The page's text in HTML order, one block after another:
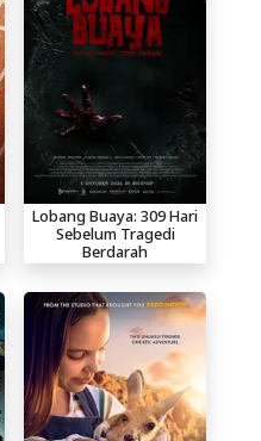
Lobang Buaya: 309 Hari
Sebelum Tragedi
Berdarah